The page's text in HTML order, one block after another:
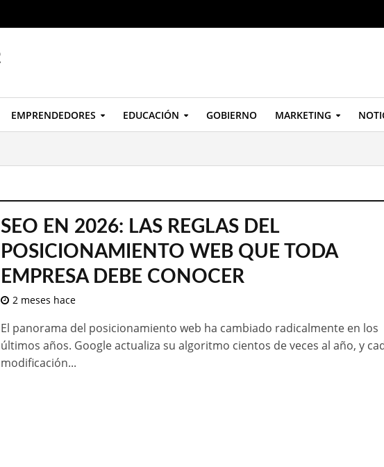
EMPRENDEDORES EDUCACIÓN GOBIERNO MARKETING
SEO EN 2026: LAS REGLAS DEL
POSICIONAMIENTO WEB QUE TODA
EMPRESA DEBE CONOCER
2 meses hace
El panorama del posicionamiento web ha cambiado radicalmente en los
últimos años. Google actualiza su algoritmo cientos de veces al año, y
modificación...